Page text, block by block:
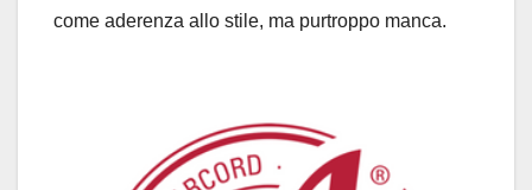
come aderenza allo stile, ma purtroppo manca.